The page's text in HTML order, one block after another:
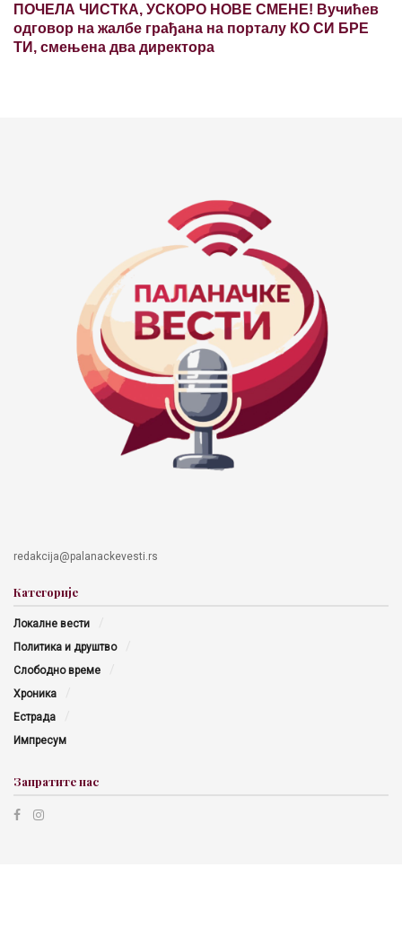
ПОЧЕЛА ЧИСТКА, УСКОРО НОВЕ СМЕНЕ! Вучићев
одговор на жалбе грађана на порталу КО СИ БРЕ
ТИ, смењена два директора
redakcija@palanackevesti.rs
Категорије
Локалне вести
Политика и друштво
Слободно време
Хроника
Естрада
Импресум
Запратите нас